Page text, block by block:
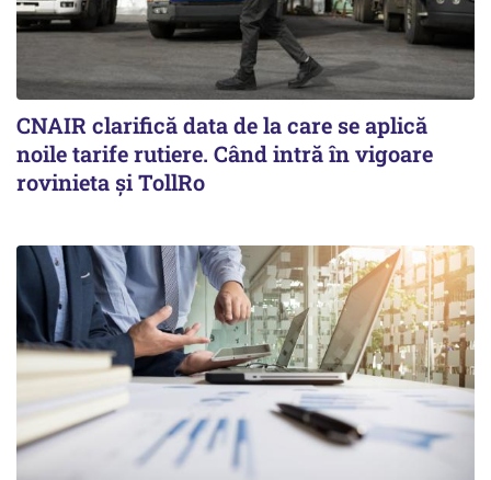
CNAIR clarifică data de la care se aplică
noile tarife rutiere. Când intră în vigoare
rovinieta și TollRo